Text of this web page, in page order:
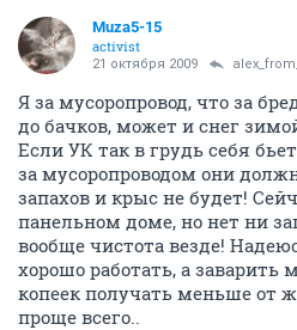
Muza5-15
activist
21 октября 2009
Я за мусоропровод, что за
до бачков, может и снег
Если УК так в грудь себя
за мусоропроводом они
запахов и крыс не будет!
панельном доме, но нет ни
вообще чистота везде!
хорошо работать, а заварить
копеек получать меньше от
проще всего..